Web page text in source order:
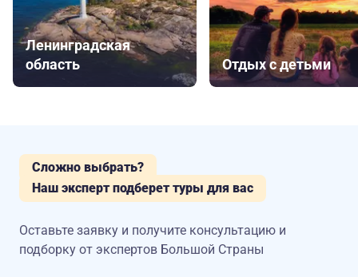
Ленинградская
область
Отдых с детьми
Сложно выбрать?
Наш эксперт подберет туры для вас
Оставьте заявку и получите консультацию и
подборку от экспертов Большой Страны